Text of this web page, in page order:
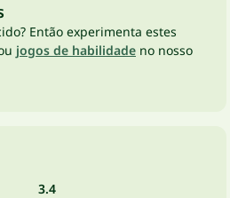
Então experimenta estes
jogos de habilidade no nosso
3.4